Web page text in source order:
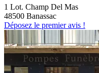
1 Lot. Champ Del Mas
48500 Banassac
Déposez le premier avis !